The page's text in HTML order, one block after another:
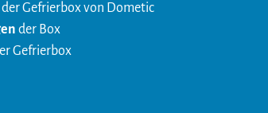
der Gefrierbox von Dometic
der Box
Gefrierbox